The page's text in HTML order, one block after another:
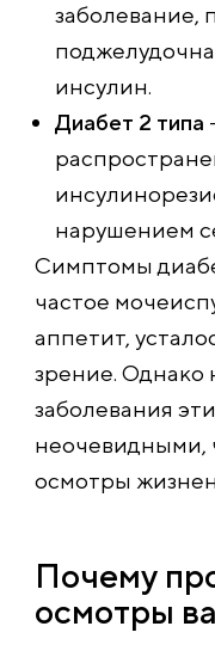
заболевание,
инсулин.
Диабет 2 типа
нарушением
Симптомы
частое
аппетит,
зрение. Однако
заболевания
неочевидными,
осмотры
Почему
осмотры